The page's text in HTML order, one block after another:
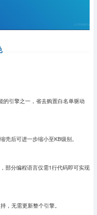
引擎之一，省去购置白名单驱动
后可进一步缩小至KB级别。
分编程语言仅需1行代码即可实现
无需更新整个引擎。